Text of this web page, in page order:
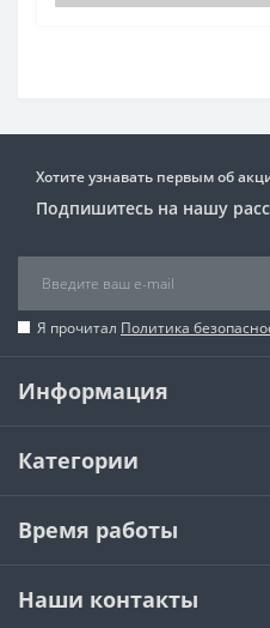
Хотите узнавать первым об
Подпишитесь на нашу
Я прочитал Политика
Информация
Категории
Время работы
Наши контакты